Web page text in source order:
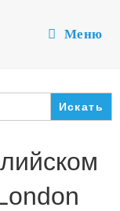
Меню